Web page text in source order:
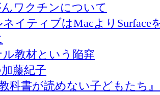
ワクチンについて
イティブはMacよりSurface
教材という陥穽
藤紀子
教科書が読めない子どもたち